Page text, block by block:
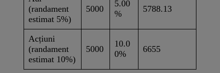
(randament
estimat 5%)
5000
5.00
%
5788.13
Acțiuni
(randament
estimat 10%)
5000
10.0
0%
6655